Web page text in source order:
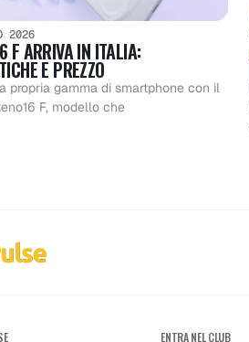
2026
F ARRIVA IN ITALIA:
E PREZZO
propria gamma di smartphone con il
F, modello che
ENTRA NEL CLUB